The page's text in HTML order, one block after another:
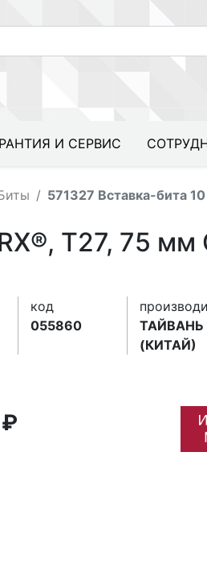
И СЕРВИС
571327 Вставка-бита
T27, 75 мм
код
055860
ТАЙВАНЬ
(КИТАЙ)